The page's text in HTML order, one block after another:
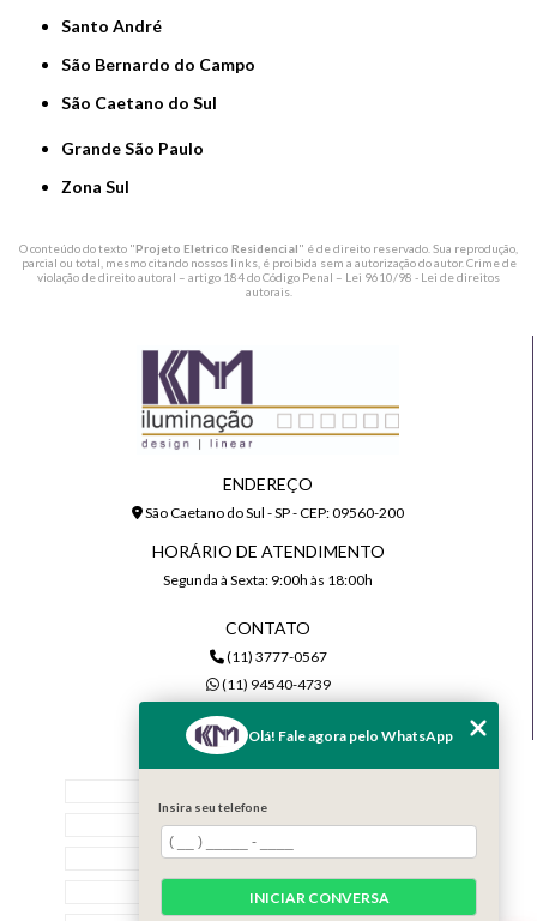
Santo André
São Bernardo do Campo
São Caetano do Sul
Grande São Paulo
Zona Sul
O conteúdo do texto "Projeto Eletrico Residencial" é de direito reservado. Sua reprodução,
parcial ou total, mesmo citando nossos links, é proibida sem a autorização do autor. Crime de
violação de direito autoral – artigo 184 do Código Penal – Lei 9610/98 - Lei de direitos
autorais.
ENDEREÇO
São Caetano do Sul - SP - CEP: 09560-200
HORÁRIO DE ATENDIMENTO
Segunda à Sexta: 9:00h às 18:00h
CONTATO
(11) 3777-0567
(11) 94540-4739
Quem Somos
Serviços
Contato
Olá! Fale agora pelo WhatsApp
Insira seu telefone
INICIAR CONVERSA